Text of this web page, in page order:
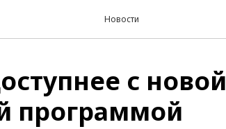
Новости
с новой
программой